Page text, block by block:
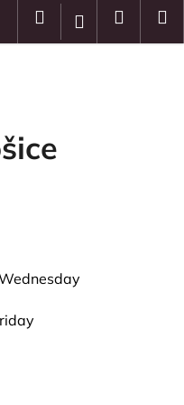
Hľadať Prihlásenie
košík